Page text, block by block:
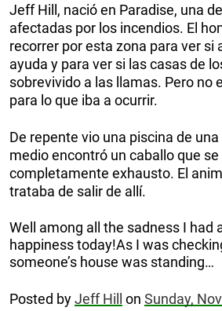
Jeff Hill, nació en Paradise, una
afectadas por los incendios. El
recorrer por esta zona para ver si
ayuda y para ver si las casas de
sobrevivido a las llamas. Pero no
para lo que iba a ocurrir.
De repente vio una piscina de
medio encontró un caballo que
completamente exhausto. El
trataba de salir de allí.
Well among all the sadness I had
happiness today!As I was
someone’s house was standing…
Posted byJeff Hill on Sunday,